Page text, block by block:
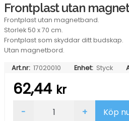
Frontplast utan
Frontplast utan magnetband.
Storlek 50 x 70 cm.
Frontplast som skyddar ditt budskap.
Utan magnetbord.
Art.nr: 17020010 Enhet: Styck
62,44 kr
utan
- + Köp